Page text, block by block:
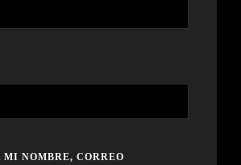
MI NOMBRE, CORREO